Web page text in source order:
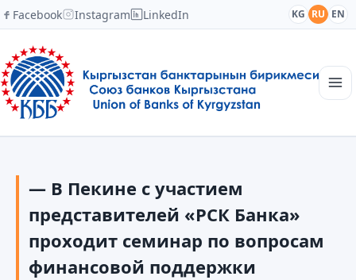
Facebook Instagram LinkedIn KG RU EN
Новости
Академия
Члены и партнеры
Сотрудничество
Контакты
— В Пекине с участием
представителей «РСК Банка»
проходит семинар по вопросам
финансовой поддержки